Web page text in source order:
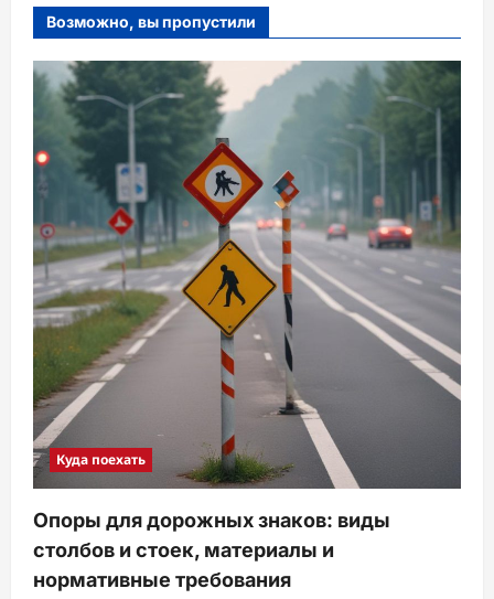
Возможно, вы пропустили
Куда поехать
Опоры для дорожных знаков: виды
столбов и стоек, материалы и
нормативные требования